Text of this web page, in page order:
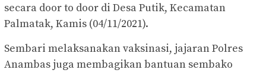
secara door to door di Desa Putik, Kecamatan
Palmatak, Kamis (04/11/2021).
Sembari melaksanakan vaksinasi, jajaran Polres
Anambas juga membagikan bantuan sembako